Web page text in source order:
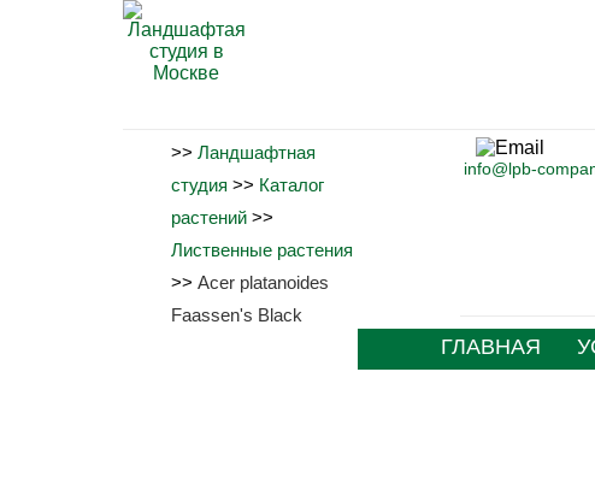
info@lpb-
ГЛАВНАЯ
>> Ландшафтная
студия >> Каталог
растений >>
Лиственные растения
>> Acer platanoides
Faassen's Black